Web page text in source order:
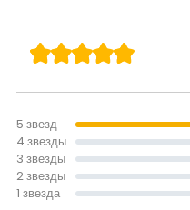
5 звезд
4 звезды
3 звезды
2 звезды
1 звезда